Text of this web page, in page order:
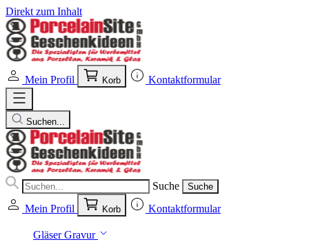
Direkt zum Inhalt
Mein Profil Korb Kontaktformular
Suchen...
Suche Suche
Mein Profil Korb Kontaktformular
Gläser Gravur